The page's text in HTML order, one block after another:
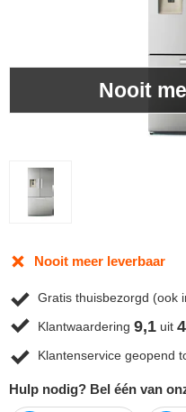
Nooit
Nooit meer leverbaar
Gratis thuisbezorgd (ook
Klantwaardering 9,1 uit
Klantenservice geopend
Hulp nodig? Bel één van